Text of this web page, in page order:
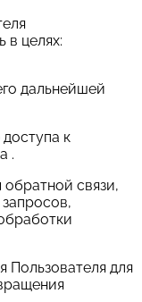
в целях:
дальнейшей
к
.
обратной связи,
Пользователя для